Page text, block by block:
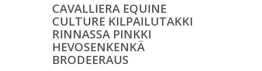
CAVALLIERA EQUINE
CULTURE KILPAILUTAKKI
RINNASSA PINKKI
HEVOSENKENKÄ
BRODEERAUS